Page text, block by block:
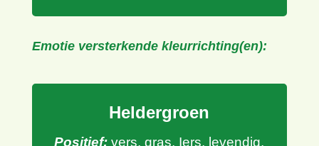
Emotie versterkende kleurrichting(en):
Heldergroen
Positief: vers, gras, Iers, levendig,